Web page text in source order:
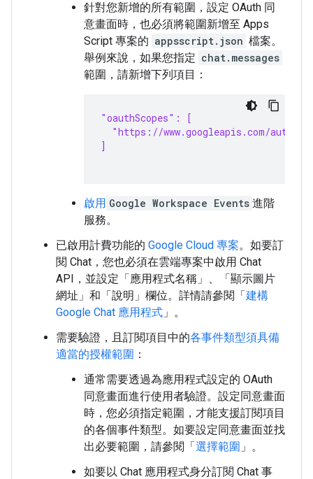
針對您新增的所有範圍，設定 OAuth 同
意畫面時，也必須將範圍新增至 Apps
Script 專案的 appsscript.json 檔案。
舉例來說，如果您指定 chat.messages
範圍，請新增下列項目：
"oauthScopes": [
"https://www.googleapis.com/auth/
]
啟用 Google Workspace Events 進階
服務。
已啟用計費功能的 Google Cloud 專案。如要訂
閱 Chat，您也必須在雲端專案中啟用 Chat
API，並設定「應用程式名稱」 、「顯示圖片
網址」 和「說明」 欄位。詳情請參閱「建構
Google Chat 應用程式 」。
需要驗證，且訂閱項目中的各事件類型須具備
適當的授權範圍 ：
通常需要透過為應用程式設定的 OAuth
同意畫面進行使用者驗證。設定同意畫面
時，您必須指定範圍，才能支援訂閱項目
的各個事件類型。如要設定同意畫面並找
出必要範圍，請參閱「選擇範圍 」。
如要以 Chat 應用程式身分訂閱 Chat 事